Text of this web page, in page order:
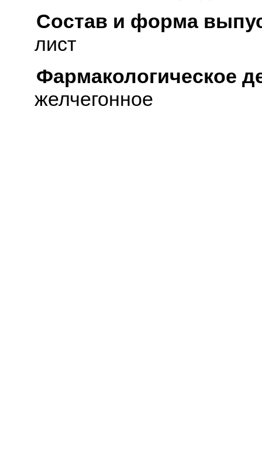
Состав и форма
лист
Фармакологическое
желчегонное